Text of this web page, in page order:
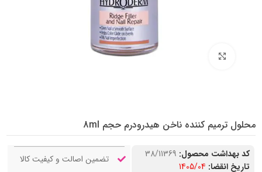
محلول ترمیم کننده ناخن هیدرودرم حجم 8ml
کد بهداشت محصول: 38/11369
تاریخ انقضا: 1405/04
تضمین اصالت و کیفیت کالا